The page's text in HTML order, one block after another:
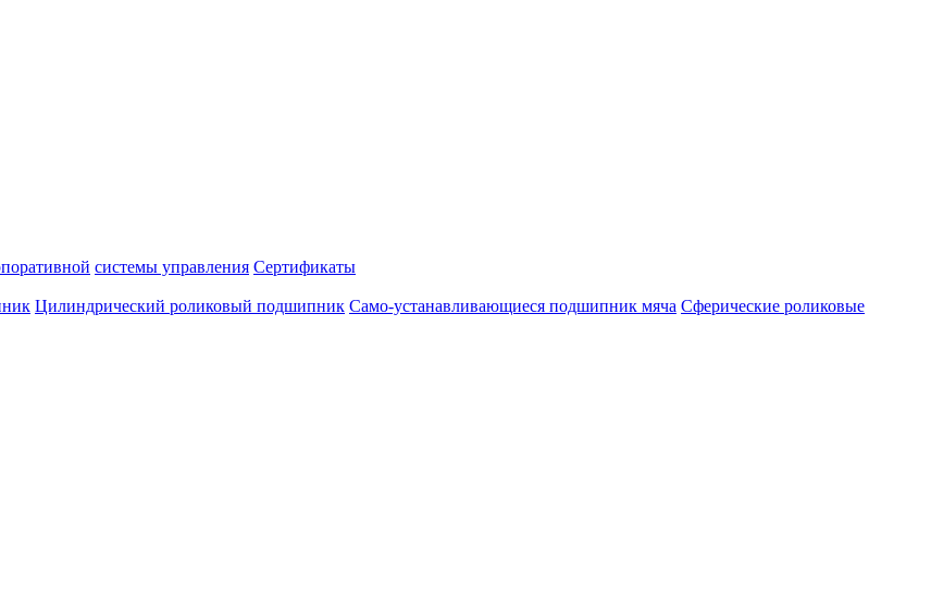
системы управления Сертификаты
Цилиндрический роликовый подшипник Само-устанавливающиеся подшипник мяча Сферические роликовые